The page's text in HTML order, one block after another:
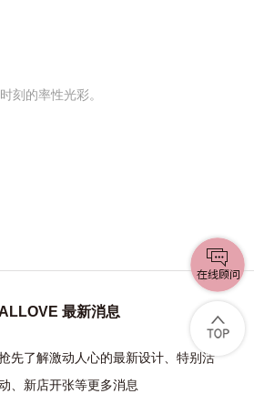
刻的率性光彩。
ALLOVE 最新消息
先了解激动人心的最新设计、特别活
、新店开张等更多消息